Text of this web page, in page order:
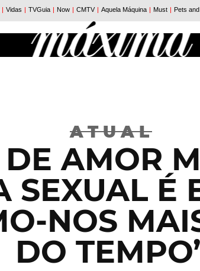
ATUAL
AMOR
SEXUAL É
NOS
DO